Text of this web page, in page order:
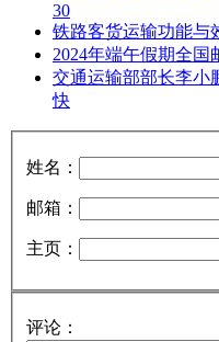
30
铁路客货运输功能与
2024年端午假期全国
交通运输部部长李小
快
姓名：
邮箱：
主页：
评论：